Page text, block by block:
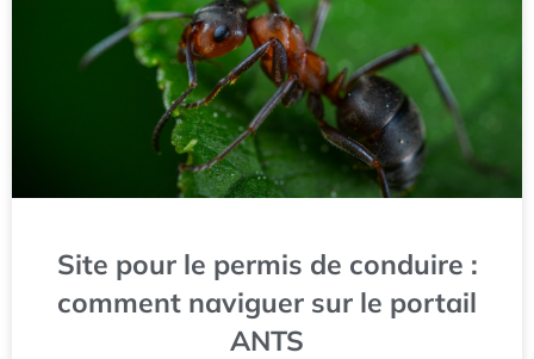
Site pour le permis de conduire :
comment naviguer sur le portail
ANTS